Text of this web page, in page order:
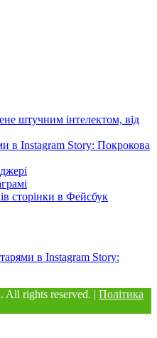
штучним інтелектом, від
в Instagram Story: Покрокова
сторінки в Фейсбук
в Instagram Story:
All rights reserved. | Політика